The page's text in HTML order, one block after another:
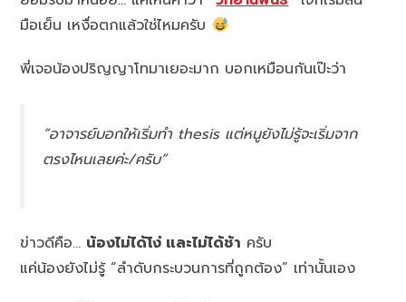
มือเย็น เหงื่อตกแล้วใช่ไหมครับ
พี่เจอน้องปริญญาโทมาเยอะมาก บอกเหมือนกันเป๊ะว่า
“อาจารย์บอกให้เริ่มทำ thesis แต่หนูยังไม่รู้จะเริ่มจาก
ตรงไหนเลยค่ะ/ครับ”
ข่าวดีคือ… น้องไม่ได้โง่ และไม่ได้ช้า ครับ
แค่น้องยังไม่รู้ “ลำดับกระบวนการที่ถูกต้อง” เท่านั้นเอง